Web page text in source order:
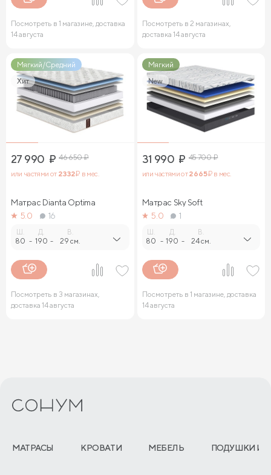
Посмотреть в 1 магазине, доставка
14 августа
Посмотреть в 2 магазинах,
доставка 14 августа
Мягкий/Средний
Хит
27 990 ₽ 46 650₽
или частями от 2 332₽ в мес.
Матрас Dianta Optima
5.0
16
80 -
Д.
190 -
В.
29 см.
Посмотреть в 3 магазинах,
доставка 14 августа
Мягкий
New
31 990 ₽ 45 700₽
или частями от2 665₽ в мес.
Матрас Sky Soft
5.0
1
80 -
Д.
190 -
В.
24 см.
Посмотреть в 1 магазине, доставка
14 августа
МАТРАСЫ КРОВАТИ МЕБЕЛЬ ПОДУШКИ И